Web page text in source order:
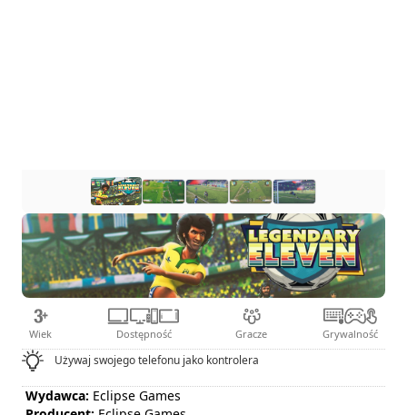
Wiek Dostępność Gracze Grywalność
Używaj swojego telefonu jako kontrolera
Wydawca: Eclipse Games